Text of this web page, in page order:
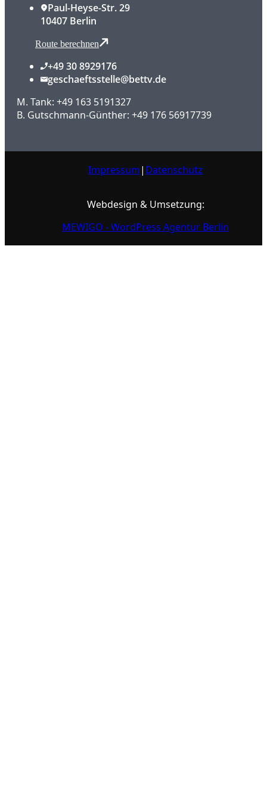
Paul-Heyse-Str. 29
10407 Berlin
Route berechnen
+49 30 8929176
geschaeftsstelle@bettv.de
M. Tank: +49 163 5191327
B. Gutschmann-Günther: +49 176 56917739
Impressum| Datenschutz
Webdesign & Umsetzung:
MEWIGO - WordPress Agentur Berlin